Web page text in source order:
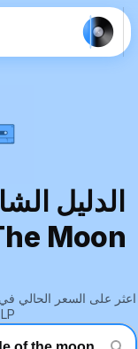
LP والـ 45s والـ CD في ثوانٍ.